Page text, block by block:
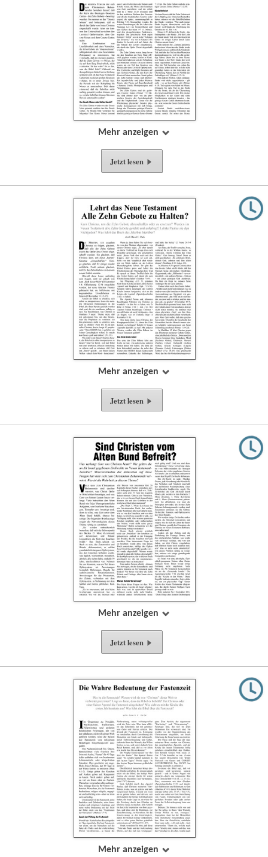
Mehr anzeigen
Jetzt lesen
Mehr anzeigen
Jetzt lesen
Mehr anzeigen
Jetzt lesen
Mehr anzeigen